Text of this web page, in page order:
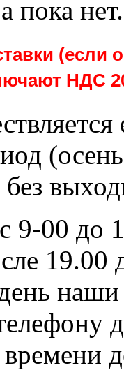
пока нет.
(если
НДС
без
9-00 до
19.00
времени